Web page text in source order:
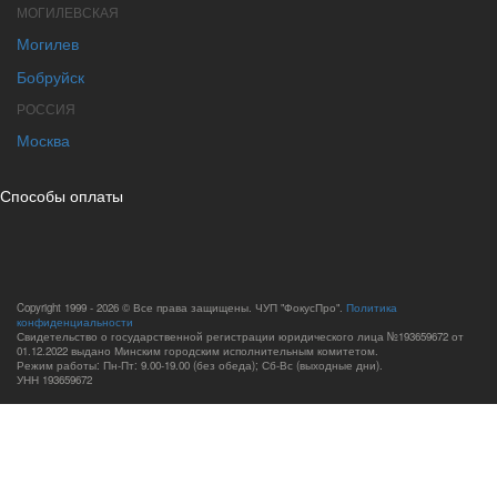
МОГИЛЕВСКАЯ
Могилев
Бобруйск
РОССИЯ
Москва
Способы оплаты
Copyright 1999 - 2026 © Все права защищены. ЧУП "ФокусПро". Политика
конфиденциальности
Свидетельство о государственной регистрации юридического лица №193659672 от
01.12.2022 выдано Минским городским исполнительным комитетом.
Режим работы: Пн-Пт: 9.00-19.00 (без обеда); Сб-Вс (выходные дни).
УНН 193659672